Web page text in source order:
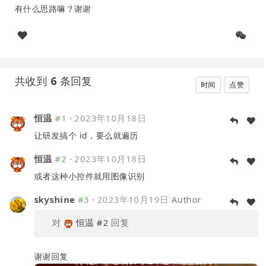
有什么思路嘛？谢谢
共收到 6 条回复 时间 点赞
恒温 #1 ·2023年10月18日
让研发搞个 id，要么就遍历
恒温 #2 ·2023年10月18日
或者这种小控件就用图像识别
skyshine #3 · 2023年10月19日 Author
对
恒温 #2 回复
谢谢回复